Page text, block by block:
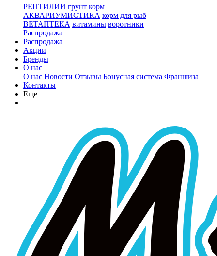
РЕПТИЛИИ грунт корм
АКВАРИУМИСТИКА корм для рыб
ВЕТАПТЕКА витамины воротники
Распродажа
Распродажа
Акции
Бренды
О нас
О нас Новости Отзывы Бонусная система Франшиза
Контакты
Еще